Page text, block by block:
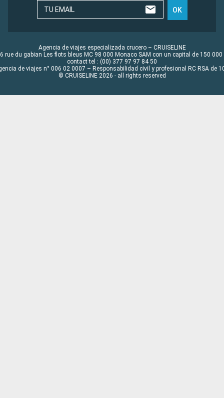
TU EMAIL OK
Agencia de viajes especializada crucero – CRUISELINE
rue du gabian Les flots bleus MC 98 000 Monaco SAM con un capital de 150 000
contact tel : (00) 377 97 97 84 50
de viajes n° 006 02 0007 – Responsabilidad civil y profesional RC RSA de
© CRUISELINE 2026 - all rights reserved